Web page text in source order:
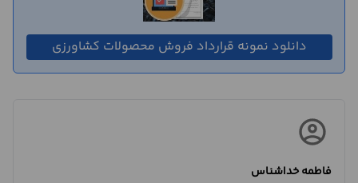
دانلود نمونه قرارداد فروش محصولات کشاورزی
فاطمه خداشناس